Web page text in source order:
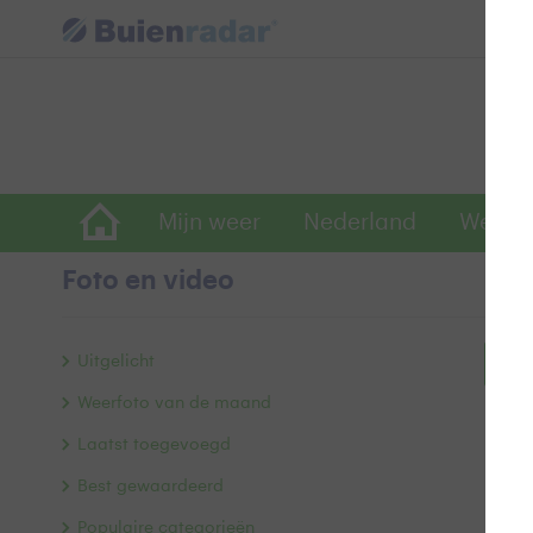
Mijn weer Nederland
Foto en video
Uitgelicht
Weerfoto van de maand
Laatst toegevoegd
Best gewaardeerd
Populaire categorieën